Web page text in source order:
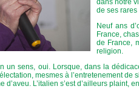
dans notre
de ses rares
Neuf ans
France,
de France,
religion.
un sens, oui. Lorsque, dans la
mesmes à l’entretenement
d’aveu. L’italien s’est d’ailleurs